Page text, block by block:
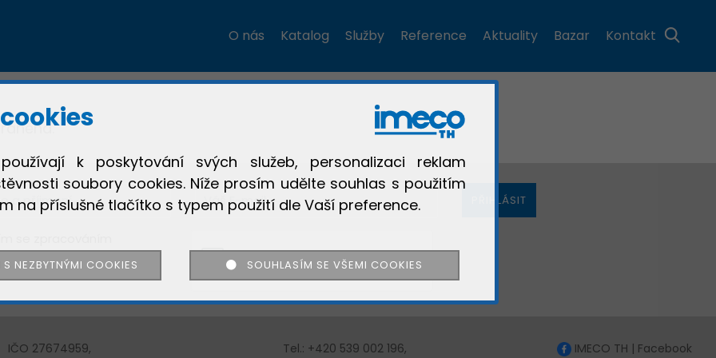
O nás Katalog Služby Reference Aktuality Bazar Kontakt
údajů
PŘIHLÁSIT
IČO 27674959,
Tel.: +420 539 002 196,
IMECO TH | Facebook
Bohužel používáte ADBLOCK
a náš portál je založený na příjmech z reklamy
ANO, VYPNU. NE, NEVYPNU
Děkujeme za zprávu
×
k poskytování svých služeb, personalizaci reklam
soubory cookies. Níže prosím udělte souhlas s použitím
na příslušné tlačítko s typem použití dle Vaší preference.
NEZBYTNÝMI COOKIES SOUHLASÍM SE VŠEMI COOKIES
×
ZAPOMENUTÉ HESLO
Přihlášení se nezdařilo
se neshodují